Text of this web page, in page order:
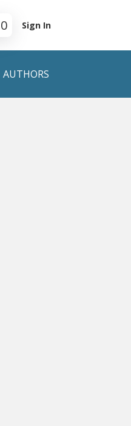
0 Sign In
AUTHORS